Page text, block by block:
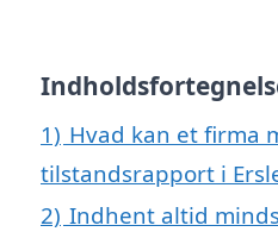
1) Hvad kan et firma
tilstandsrapport i
2) Indhent altid